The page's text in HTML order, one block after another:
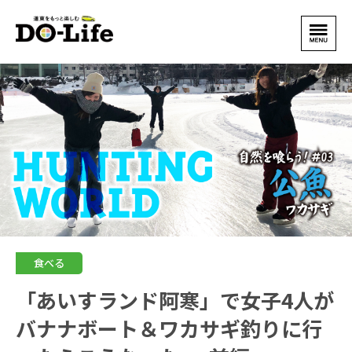
食べる
「あいすランド阿寒」で女子4人が
バナナボート＆ワカサギ釣りに行